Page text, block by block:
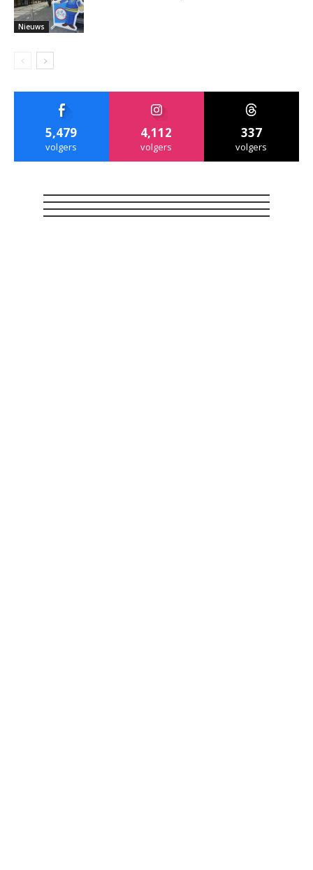
Nieuws
5,479
volgers
4,112
volgers
337
volgers